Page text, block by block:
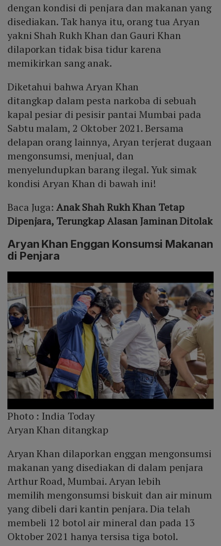
dengan kondisi di penjara dan makanan yang
disediakan. Tak hanya itu, orang tua Aryan
yakni Shah Rukh Khan dan Gauri Khan
dilaporkan tidak bisa tidur karena
memikirkan sang anak.
Diketahui bahwa Aryan Khan
ditangkap dalam pesta narkoba di sebuah
kapal pesiar di pesisir pantai Mumbai pada
Sabtu malam, 2 Oktober 2021. Bersama
delapan orang lainnya, Aryan terjerat dugaan
mengonsumsi, menjual, dan
menyelundupkan barang ilegal. Yuk simak
kondisi Aryan Khan di bawah ini!
Baca Juga: Anak Shah Rukh Khan Tetap
Dipenjara, Terungkap Alasan Jaminan Ditolak
Aryan Khan Enggan Konsumsi Makanan
di Penjara
Photo : India Today
Aryan Khan ditangkap
Aryan Khan dilaporkan enggan mengonsumsi
makanan yang disediakan di dalam penjara
Arthur Road, Mumbai. Aryan lebih
memilih mengonsumsi biskuit dan air minum
yang dibeli dari kantin penjara. Dia telah
membeli 12 botol air mineral dan pada 13
Oktober 2021 hanya tersisa tiga botol.